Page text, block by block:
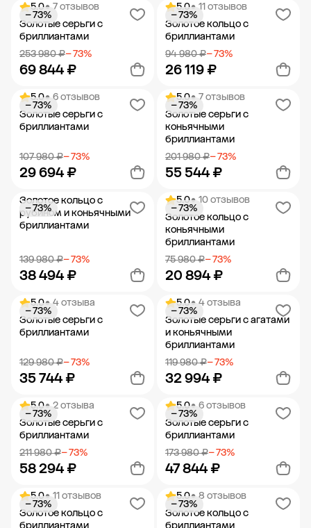
Добавить в корзину Добавить в корзину
5.0• 7 отзывов
Золотые серьги с
бриллиантами
253 980 ₽− 73%
69 844 ₽
− 73%
Добавить в корзину
5.0• 11 отзывов
Золотое кольцо с
бриллиантами
94 980 ₽− 73%
26 119 ₽
− 73%
Добавить в корзину
5.0• 6 отзывов
Золотые серьги с
бриллиантами
107 980 ₽− 73%
29 694 ₽
− 73%
Добавить в корзину
5.0• 7 отзывов
Золотые серьги с
коньячными
бриллиантами
201 980 ₽− 73%
55 544 ₽
− 73%
Добавить в корзину
Золотое кольцо с
рубином и коньячными
бриллиантами
139 980 ₽− 73%
38 494 ₽
− 73%
Добавить в корзину
5.0• 10 отзывов
Золотое кольцо с
коньячными
бриллиантами
75 980 ₽− 73%
20 894 ₽
− 73%
Добавить в корзину
5.0• 4 отзыва
Золотые серьги с
бриллиантами
129 980 ₽− 73%
35 744 ₽
− 73%
Добавить в корзину
5.0• 4 отзыва
Золотые серьги с агатами
и коньячными
бриллиантами
119 980 ₽− 73%
32 994 ₽
− 73%
Добавить в корзину
5.0• 2 отзыва
Золотые серьги с
бриллиантами
211 980 ₽− 73%
58 294 ₽
− 73%
Добавить в корзину
5.0• 6 отзывов
Золотые серьги с
бриллиантами
173 980 ₽− 73%
47 844 ₽
− 73%
Добавить в корзину
5.0• 11 отзывов
Золотое кольцо с
бриллиантами
− 73%
5.0• 8 отзывов
Золотое кольцо с
бриллиантами
− 73%